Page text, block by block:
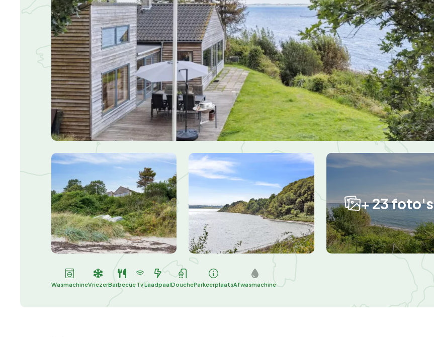
+ 23 foto's
WasmachineVriezerBarbecue TvLaadpaalDoucheParkeerplaatsAfwasmachine